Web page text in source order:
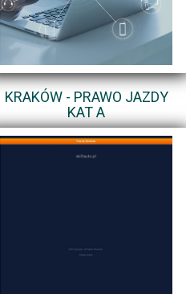
KRAKÓW - PRAWO JAZDY
KAT A